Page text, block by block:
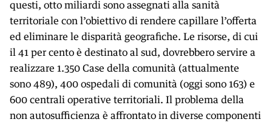
questi, otto miliardi sono assegnati alla sanità
territoriale con l’obiettivo di rendere capillare l’offerta
ed eliminare le disparità geografiche. Le risorse, di cui
il 41 per cento è destinato al sud, dovrebbero servire a
realizzare 1.350 Case della comunità (attualmente
sono 489), 400 ospedali di comunità (oggi sono 163) e
600 centrali operative territoriali. Il problema della
non autosufficienza è affrontato in diverse componenti